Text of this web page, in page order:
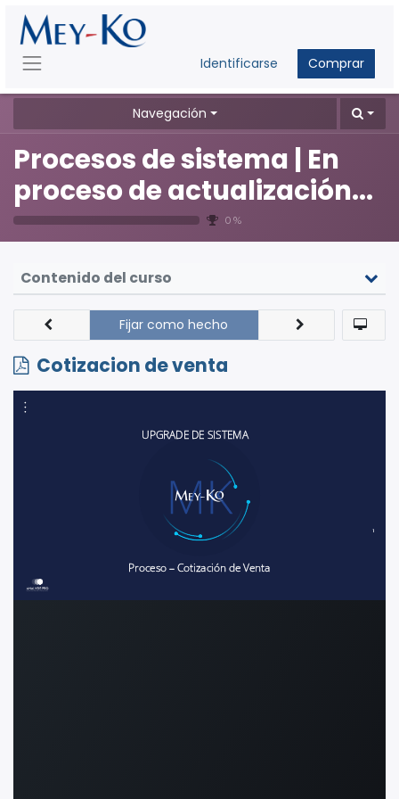
Identificarse Comprar
Navegación
Procesos de sistema | En
proceso de actualización...
0 %
Contenido del curso
Cotizacion de venta
Fijar como hecho